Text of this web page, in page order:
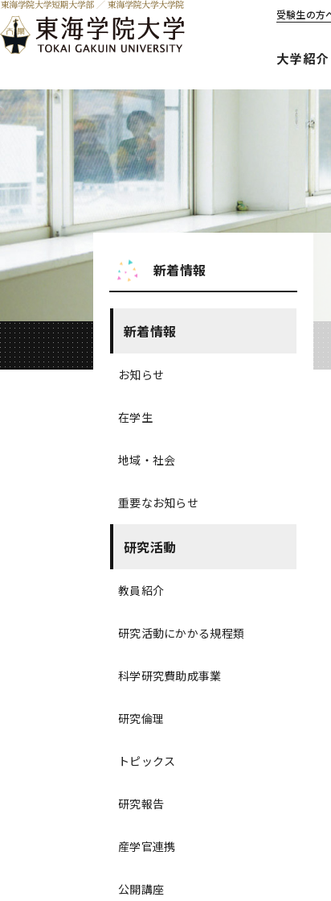
受験生の方
大学紹介
新着情報
新着情報
お知らせ
在学生
地域・社会
重要なお知らせ
研究活動
教員紹介
研究活動にかかる規程類
科学研究費助成事業
研究倫理
トピックス
研究報告
産学官連携
公開講座